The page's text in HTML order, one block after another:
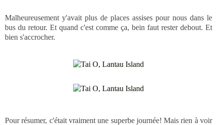
Malheureusement y'avait plus de places assises pour nous dans le
bus du retour. Et quand c'est comme ça, bein faut rester debout. Et
bien s'accrocher.
Pour résumer, c'était vraiment une superbe journée! Mais rien à voir